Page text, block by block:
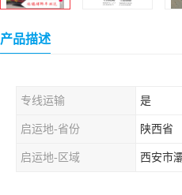
产品描述
专线运输 是
启运地-省份 陕西省
启运地-区域 西安市